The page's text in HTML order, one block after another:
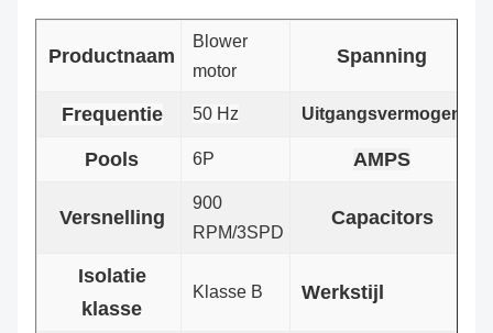
Productnaam
Blower
motor
Spanning
Frequentie 50 Hz Uitgangsvermogen
Pools 6P AMPS
Versnelling
900
RPM/3SPD
Capacitors
Isolatie
klasse
Klasse B Werkstijl